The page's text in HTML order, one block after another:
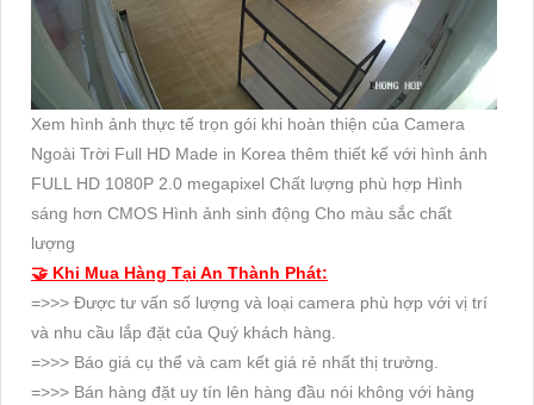
Xem hình ảnh thực tế trọn gói khi hoàn thiện của Camera
Ngoài Trời Full HD Made in Korea thêm thiết kế với hình ảnh
FULL HD 1080P 2.0 megapixel Chất lượng phù hợp Hình
sáng hơn CMOS Hình ảnh sinh động Cho màu sắc chất
lượng
🤝 Khi Mua Hàng Tại An Thành Phát:
=>>> Được tư vấn số lượng và loại camera phù hợp với vị trí
và nhu cầu lắp đặt của Quý khách hàng.
=>>> Báo giá cụ thể và cam kết giá rẻ nhất thị trường.
=>>> Bán hàng đặt uy tín lên hàng đầu nói không với hàng